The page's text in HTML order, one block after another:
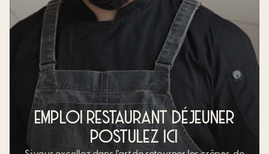
EMPLOI RESTAURANT DÉJEUNER
POSTULEZ ICI​